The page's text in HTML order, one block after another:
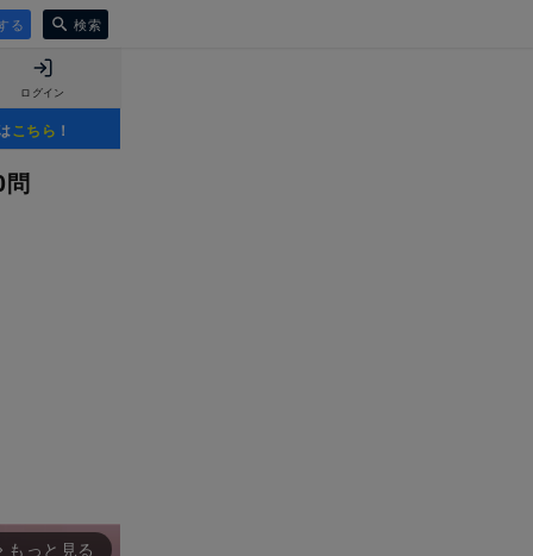
る 検索
ログイン
こちら ！
問
もっと見る